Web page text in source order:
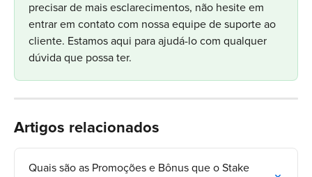
precisar de mais esclarecimentos, não hesite em
entrar em contato com nossa equipe de suporte ao
cliente. Estamos aqui para ajudá-lo com qualquer
dúvida que possa ter.
Artigos relacionados
Quais são as Promoções e Bônus que o Stake